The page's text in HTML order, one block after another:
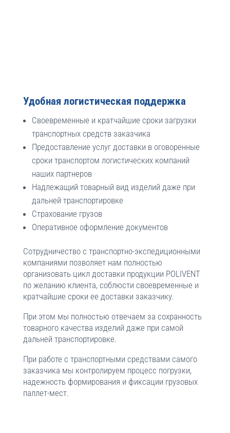
Удобная логистическая поддержка
Своевременные и кратчайшие сроки загрузки
транспортных средств заказчика
Предоставление услуг доставки в оговоренные
сроки транспортом логистических компаний
наших партнеров
Надлежащий товарный вид изделий даже при
дальней транспортировке
Страхование грузов
Оперативное оформление документов
Сотрудничество с транспортно-экспедиционными
компаниями позволяет нам полностью
организовать цикл доставки продукции POLIVENT
по желанию клиента, соблюсти своевременные и
кратчайшие сроки ее доставки заказчику.
При этом мы полностью отвечаем за сохранность
товарного качества изделий даже при самой
дальней транспортировке.
При работе с транспортными средствами самого
заказчика мы контролируем процесс погрузки,
надежность формирования и фиксации грузовых
паллет-мест.